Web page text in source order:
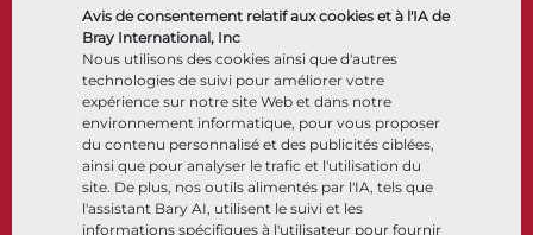
Avis de consentement relatif aux cookies et à l'IA de
Bray International, Inc
Nous utilisons des cookies ainsi que d'autres
technologies de suivi pour améliorer votre
expérience sur notre site Web et dans notre
environnement informatique, pour vous proposer
du contenu personnalisé et des publicités ciblées,
ainsi que pour analyser le trafic et l'utilisation du
site. De plus, nos outils alimentés par l'IA, tels que
l'assistant Bary AI, utilisent le suivi et les
informations spécifiques à l'utilisateur pour fournir
Actionneurs
Accessoires de contrôle
Cryogénique
Entreprise
À propos
Sites
Partenariats
Ressources
Documents
Centre de connaissance
Logiciels